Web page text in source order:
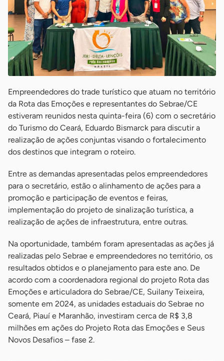
Empreendedores do trade turístico que atuam no território
da Rota das Emoções e representantes do Sebrae/CE
estiveram reunidos nesta quinta-feira (6) com o secretário
do Turismo do Ceará, Eduardo Bismarck para discutir a
realização de ações conjuntas visando o fortalecimento
dos destinos que integram o roteiro.
Entre as demandas apresentadas pelos empreendedores
para o secretário, estão o alinhamento de ações para a
promoção e participação de eventos e feiras,
implementação do projeto de sinalização turística, a
realização de ações de infraestrutura, entre outras.
Na oportunidade, também foram apresentadas as ações já
realizadas pelo Sebrae e empreendedores no território, os
resultados obtidos e o planejamento para este ano. De
acordo com a coordenadora regional do projeto Rota das
Emoções e articuladora do Sebrae/CE, Suilany Teixeira,
somente em 2024, as unidades estaduais do Sebrae no
Ceará, Piauí e Maranhão, investiram cerca de R$ 3,8
milhões em ações do Projeto Rota das Emoções e Seus
Novos Desafios – fase 2.